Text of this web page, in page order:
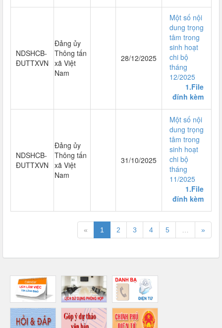
NDSHCB-
ĐUTTXVN
Đảng ủy
Thông tấn
xã Việt
Nam
28/12/2025
Một số nội
dung trọng
tâm trong
sinh hoạt
chi bộ
tháng
12/2025
1.File
đính kèm
NDSHCB-
ĐUTTXVN
Đảng ủy
Thông tấn
xã Việt
Nam
31/10/2025
Một số nội
dung trọng
tâm trong
sinh hoạt
chi bộ
tháng
11/2025
1.File
đính kèm
« 1 2 3 4 5 »